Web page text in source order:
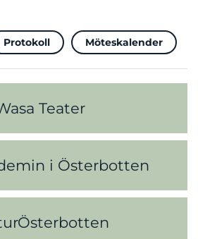
Protokoll Möteskalender
Teater
i Österbotten